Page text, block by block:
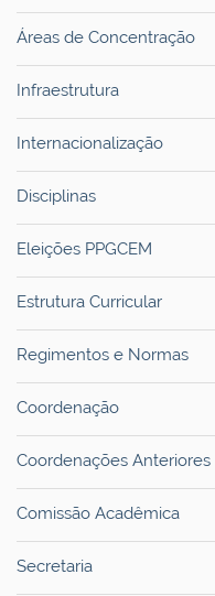
Áreas de Concentração
Infraestrutura
Internacionalização
Disciplinas
Eleições PPGCEM
Estrutura Curricular
Regimentos e Normas
Coordenação
Coordenações Anteriores
Comissão Acadêmica
Secretaria